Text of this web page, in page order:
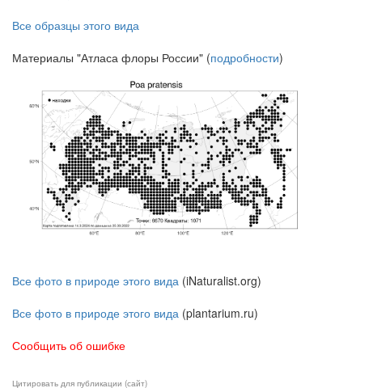
Все образцы этого вида
Материалы "Атласа флоры России" (подробности)
Все фото в природе этого вида (iNaturalist.org)
Все фото в природе этого вида (plantarium.ru)
Сообщить об ошибке
Цитировать для публикации (сайт)